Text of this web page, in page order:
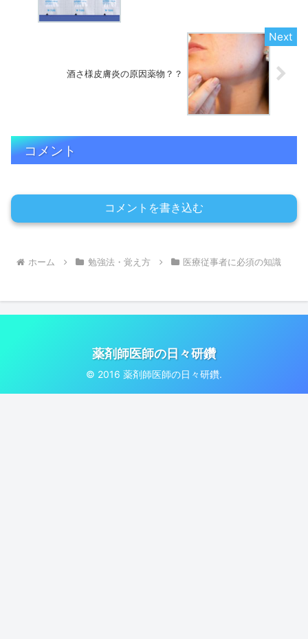
酒さ様皮膚炎の原因薬物？？
コメント
コメントを書き込む
ホーム 勉強法・覚え方 医療従事者に必須の知識
薬剤師医師の日々研鑽
© 2016 薬剤師医師の日々研鑽.